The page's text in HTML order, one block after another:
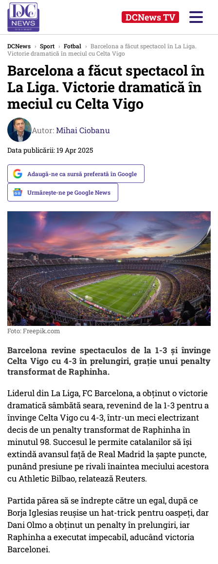
DCNews TV
DCNews › Sport › Fotbal › Barcelona a făcut spectacol în La Liga.
Victorie dramatică în meciul cu Celta Vigo
Barcelona a făcut spectacol în
La Liga. Victorie dramatică în
meciul cu Celta Vigo
Autor:Mihai Ciobanu
Data publicării: 19 Apr 2025
Adaugă-ne ca sursă preferată în Google
Urmărește-ne pe Google News
Foto: Freepik.com
Barcelona revine spectaculos de la 1-3 și învinge
Celta Vigo cu 4-3 în prelungiri, grație unui penalty
transformat de Raphinha.
Liderul din La Liga, FC Barcelona, a obținut o victorie
dramatică sâmbătă seara, revenind de la 1-3 pentru a
învinge Celta Vigo cu 4-3, într-un meci electrizant
decis de un penalty transformat de Raphinha în
minutul 98. Succesul le permite catalanilor să își
extindă avansul față de Real Madrid la șapte puncte,
punând presiune pe rivali înaintea meciului acestora
cu Athletic Bilbao, relatează Reuters.
Partida părea să se îndrepte către un egal, după ce
Borja Iglesias reușise un hat-trick pentru oaspeți, dar
Dani Olmo a obținut un penalty în prelungiri, iar
Raphinha a executat impecabil, aducând victoria
Barcelonei.